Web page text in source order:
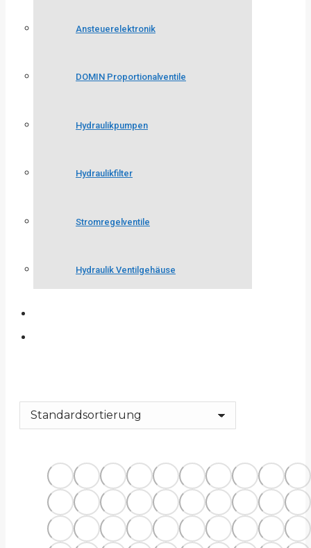
Ansteuerelektronik
DOMIN Proportionalventile
Hydraulikpumpen
Hydraulikfilter
Stromregelventile
Hydraulik Ventilgehäuse